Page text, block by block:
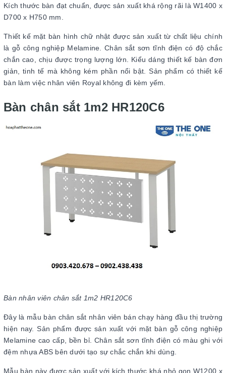
Kích thước bàn đạt chuẩn, được sản xuất khá rộng rãi là W1400 x
D700 x H750 mm.
Thiết kế mặt bàn hình chữ nhật được sản xuất từ chất liệu chính
là gỗ công nghiệp Melamine. Chân sắt sơn tĩnh điện có độ chắc
chắn cao, chịu được trọng lượng lớn. Kiểu dáng thiết kế bàn đơn
giản, tinh tế mà không kém phần nổi bật. Sản phẩm có thiết kế
bàn làm việc nhân viên Royal không đi kèm yếm.
Bàn chân sắt 1m2 HR120C6
Bàn nhân viên chân sắt 1m2 HR120C6
Đây là mẫu bàn chân sắt nhân viên bán chạy hàng đầu thị trường
hiện nay. Sản phẩm được sản xuất với mặt bàn gỗ công nghiệp
Melamine cao cấp, bền bỉ. Chân sắt sơn tĩnh điện có màu ghi với
đệm nhựa ABS bên dưới tạo sự chắc chắn khi dùng.
Mẫu bàn này được sản xuất với kích thước khá nhỏ gọn W1200 x